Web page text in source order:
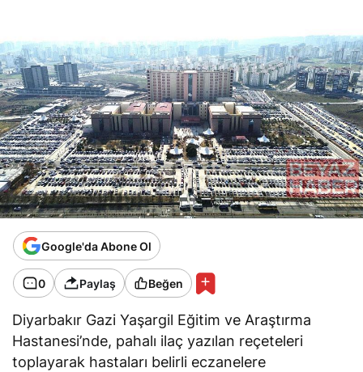
Google'da Abone Ol
0 Paylaş Beğen
Diyarbakır Gazi Yaşargil Eğitim ve Araştırma
Hastanesi’nde, pahalı ilaç yazılan reçeteleri
toplayarak hastaları belirli eczanelere